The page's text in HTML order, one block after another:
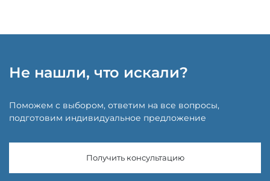
Не нашли, что искали?
Поможем с выбором, ответим на все вопросы,
подготовим индивидуальное предложение
Получить консультацию